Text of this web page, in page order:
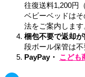
往復送料1,200円
ベビーベッドは
法をご案内します
梱包不要で返却
段ボール保管は不
PayPay・ こども